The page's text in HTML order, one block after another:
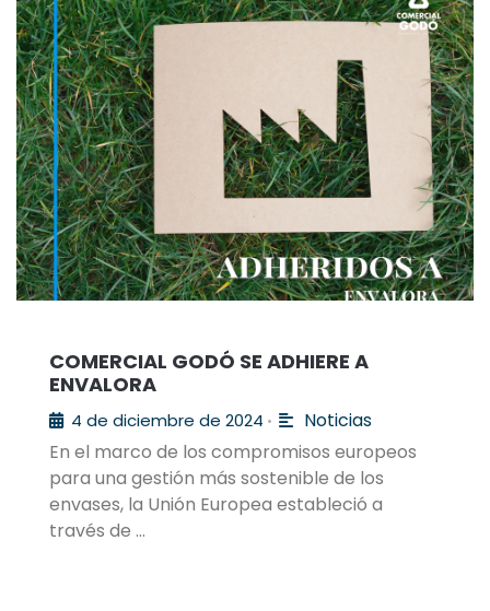
COMERCIAL GODÓ SE ADHIERE A
ENVALORA
4 de diciembre de 2024 •
Noticias
En el marco de los compromisos europeos
para una gestión más sostenible de los
envases, la Unión Europea estableció a
través de …